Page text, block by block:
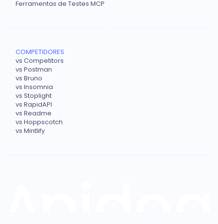
Ferramentas de Testes MCP
COMPETIDORES
vs Competitors
vs Postman
vs Bruno
vs Insomnia
vs Stoplight
vs RapidAPI
vs Readme
vs Hoppscotch
vs Mintlify